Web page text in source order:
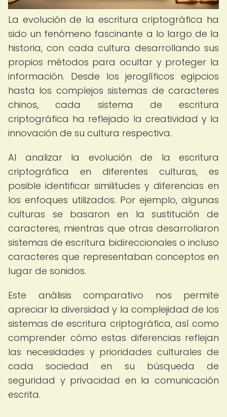
La evolución de la escritura criptográfica ha
sido un fenómeno fascinante a lo largo de la
historia, con cada cultura desarrollando sus
propios métodos para ocultar y proteger la
información. Desde los jeroglíficos egipcios
hasta los complejos sistemas de caracteres
chinos, cada sistema de escritura
criptográfica ha reflejado la creatividad y la
innovación de su cultura respectiva.
Al analizar la evolución de la escritura
criptográfica en diferentes culturas, es
posible identificar similitudes y diferencias en
los enfoques utilizados. Por ejemplo, algunas
culturas se basaron en la sustitución de
caracteres, mientras que otras desarrollaron
sistemas de escritura bidireccionales o incluso
caracteres que representaban conceptos en
lugar de sonidos.
Este análisis comparativo nos permite
apreciar la diversidad y la complejidad de los
sistemas de escritura criptográfica, así como
comprender cómo estas diferencias reflejan
las necesidades y prioridades culturales de
cada sociedad en su búsqueda de
seguridad y privacidad en la comunicación
escrita.